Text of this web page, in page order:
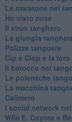
Le maratone nel
Ho visto cose
Il virus tanghero
La giungla
Polizze tanguere
Cip e Ciop e la
Il barocco nel
Le polemiche
La macchina
Calimero
​I social network
Wile E. Coyote e